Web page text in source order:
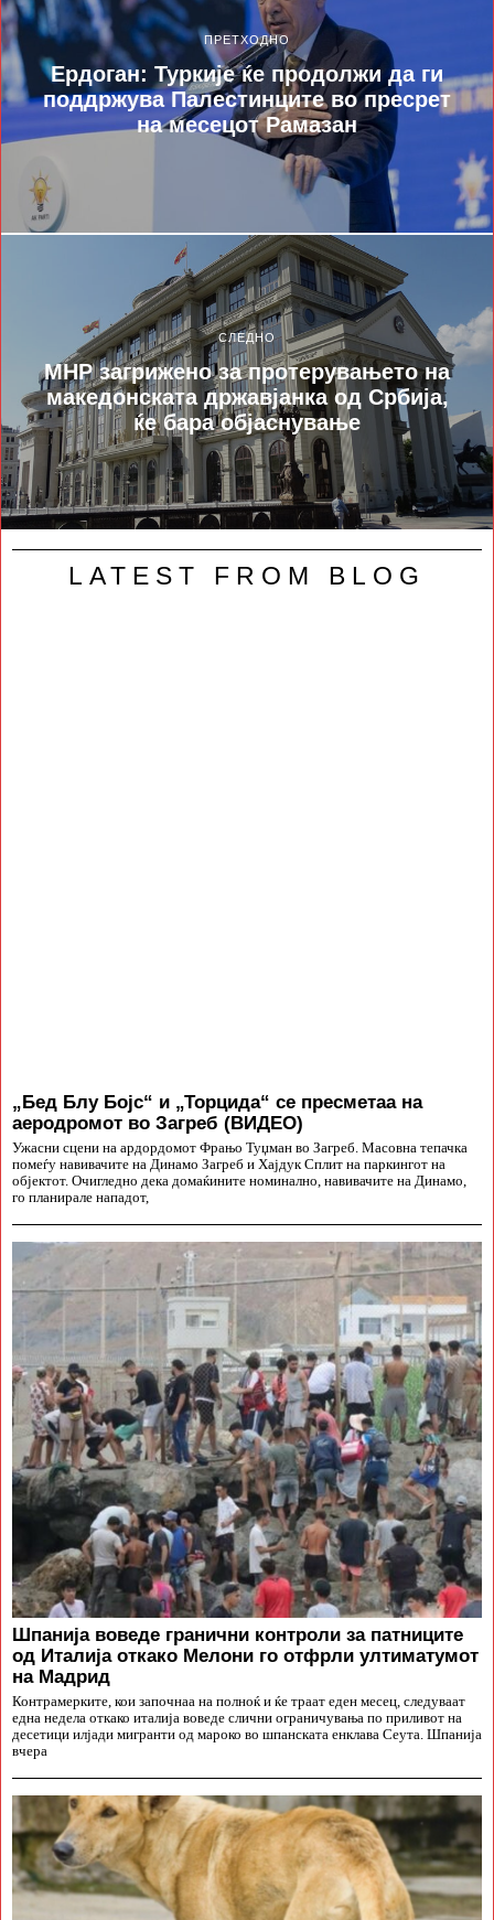
ПРЕТХОДНО
Ердоган: Туркије ќе продолжи да ги
поддржува Палестинците во пресрет
на месецот Рамазан
СЛЕДНО
МНР загрижено за протерувањето на
македонската државјанка од Србија,
ќе бара објаснување
LATEST FROM BLOG
„Бед Блу Бојс“ и „Торцида“ се пресметаа на
аеродромот во Загреб (ВИДЕО)
Ужасни сцени на ардордомот Фрањо Туџман во Загреб. Масовна тепачка
помеѓу навивачите на Динамо Загреб и Хајдук Сплит на паркингот на
објектот. Очигледно дека домаќините номинално, навивачите на Динамо,
го планирале нападот,
Шпанија воведе гранични контроли за патниците
од Италија откако Мелони го отфрли ултиматумот
на Мадрид
Контрамерките, кои започнаа на полноќ и ќе траат еден месец, следуваат
една недела откако италија воведе слични ограничувања по приливот на
десетици илјади мигранти од мароко во шпанската енклава Сеута. Шпанија
вчера